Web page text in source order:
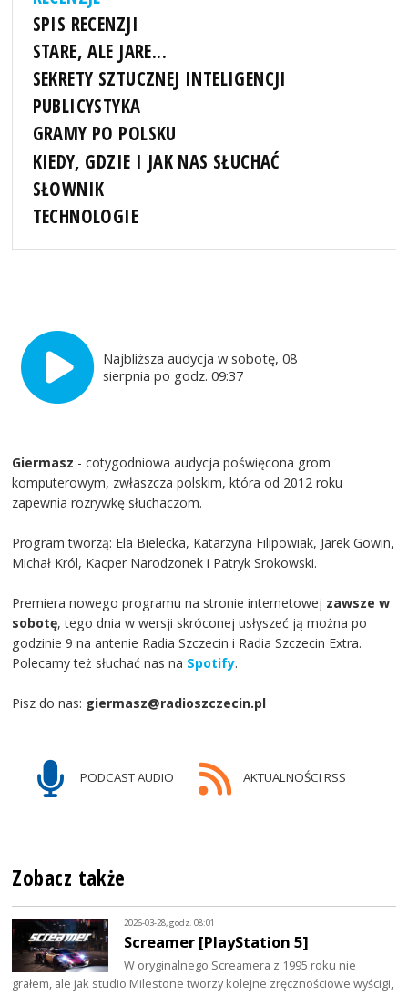
SPIS RECENZJI
STARE, ALE JARE...
SEKRETY SZTUCZNEJ INTELIGENCJI
PUBLICYSTYKA
GRAMY PO POLSKU
KIEDY, GDZIE I JAK NAS SŁUCHAĆ
SŁOWNIK
TECHNOLOGIE
Najbliższa audycja w sobotę, 08
sierpnia po godz. 09:37
Giermasz - cotygodniowa audycja poświęcona grom
komputerowym, zwłaszcza polskim, która od 2012 roku
zapewnia rozrywkę słuchaczom.
Program tworzą: Ela Bielecka, Katarzyna Filipowiak, Jarek Gowin,
Michał Król, Kacper Narodzonek i Patryk Srokowski.
Premiera nowego programu na stronie internetowej zawsze w
sobotę, tego dnia w wersji skróconej usłyszeć ją można po
godzinie 9 na antenie Radia Szczecin i Radia Szczecin Extra.
Polecamy też słuchać nas na Spotify.
Pisz do nas: giermasz@radioszczecin.pl
PODCAST AUDIO AKTUALNOŚCI RSS
Zobacz także
2026-03-28, godz. 08:01
Screamer [PlayStation 5]
W oryginalnego Screamera z 1995 roku nie
grałem, ale jak studio Milestone tworzy kolejne zręcznościowe wyścigi,